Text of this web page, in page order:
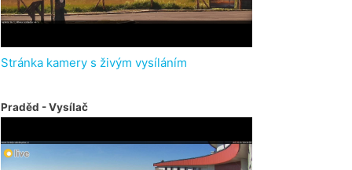
Stránka kamery s živým vysíláním
Praděd - Vysílač